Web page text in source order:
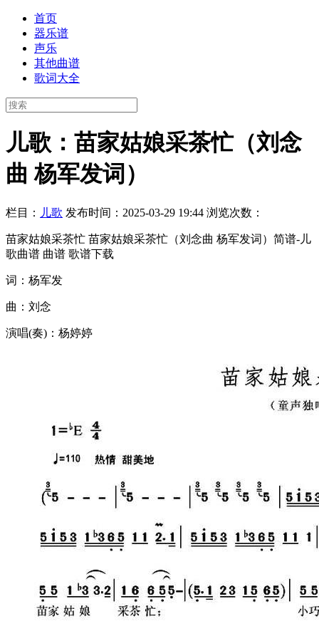
首页
器乐谱
声乐
其他曲谱
歌词大全
儿歌：苗家姑娘采茶忙（刘念
曲 杨军发词）
栏目： 儿歌 发布时间：2025-03-29 19:44 浏览次数：
苗家姑娘采茶忙 苗家姑娘采茶忙（刘念曲 杨军发词）简谱-儿
歌曲谱 曲谱 歌谱下载
词：杨军发
曲：刘念
演唱(奏)：杨婷婷